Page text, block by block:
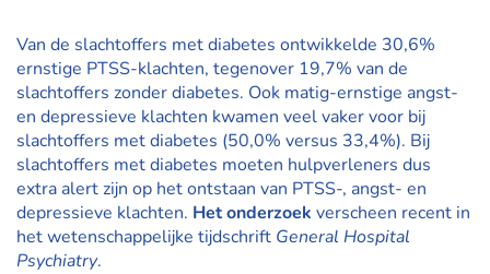
Van de slachtoffers met diabetes ontwikkelde 30,6%
ernstige PTSS-klachten, tegenover 19,7% van de
slachtoffers zonder diabetes. Ook matig-ernstige angst-
en depressieve klachten kwamen veel vaker voor bij
slachtoffers met diabetes (50,0% versus 33,4%). Bij
slachtoffers met diabetes moeten hulpverleners dus
extra alert zijn op het ontstaan van PTSS-, angst- en
depressieve klachten. Het onderzoek verscheen recent in
het wetenschappelijke tijdschrift General Hospital
Psychiatry.